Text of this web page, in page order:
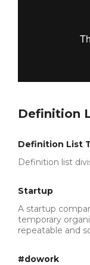
Definition
Definition List
Definition list
Startup
A startup
temporary
repeatable and
#dowork